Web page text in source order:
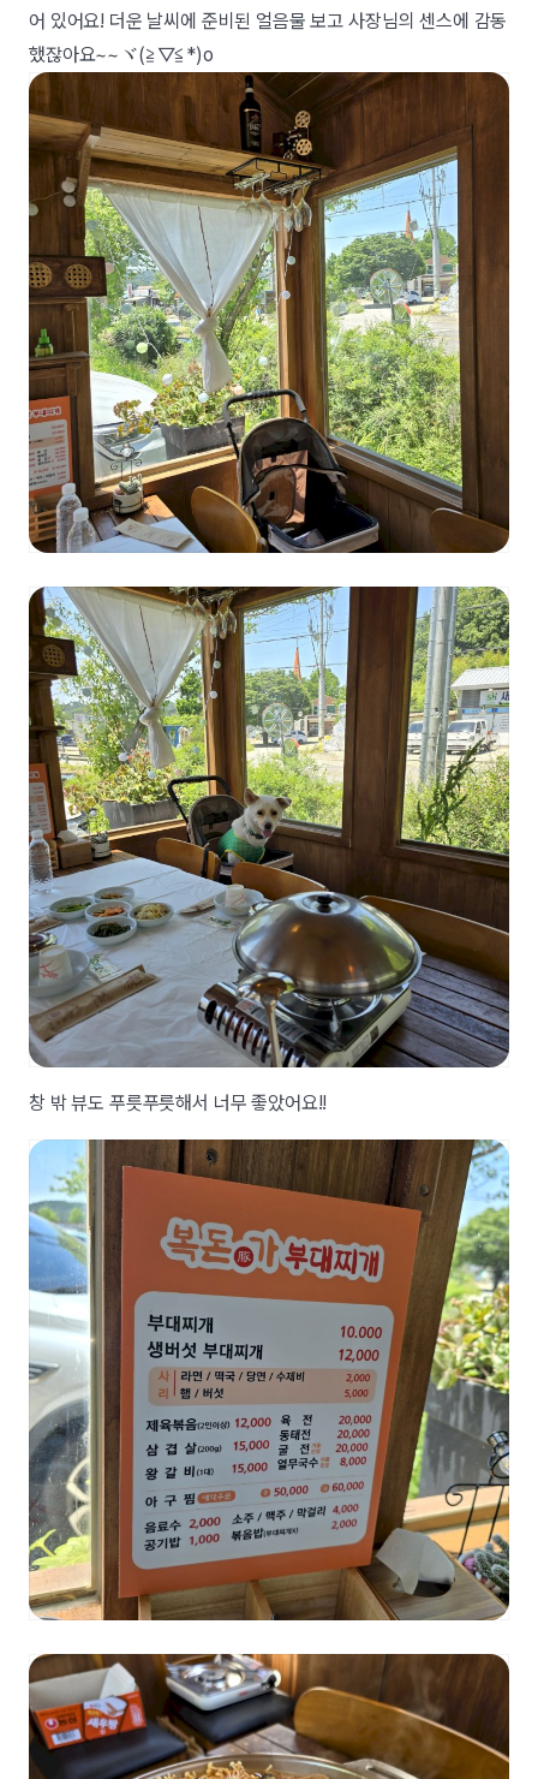
어 있어요! 더운 날씨에 준비된 얼음물 보고 사장님의 센스에 감동
했잖아요~~ヾ(≧▽≦*)o
창 밖 뷰도 푸릇푸릇해서 너무 좋았어요!!